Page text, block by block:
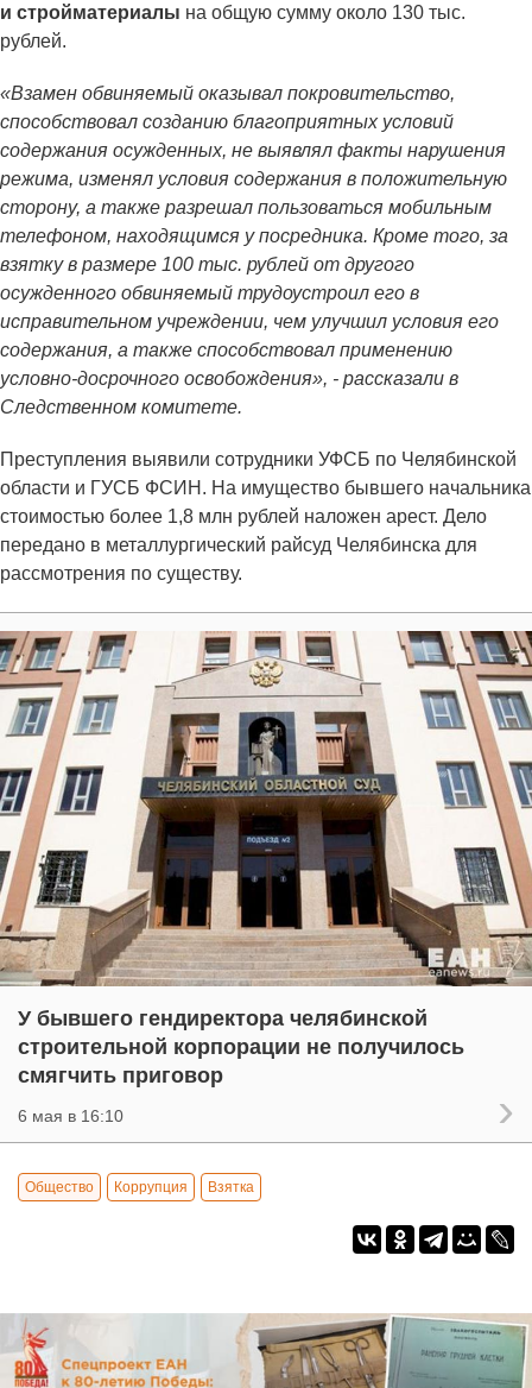
и стройматериалы на общую сумму около 130 тыс.
рублей.
«Взамен обвиняемый оказывал покровительство,
способствовал созданию благоприятных условий
содержания осужденных, не выявлял факты нарушения
режима, изменял условия содержания в положительную
сторону, а также разрешал пользоваться мобильным
телефоном, находящимся у посредника. Кроме того, за
взятку в размере 100 тыс. рублей от другого
осужденного обвиняемый трудоустроил его в
исправительном учреждении, чем улучшил условия его
содержания, а также способствовал применению
условно-досрочного освобождения», - рассказали в
Следственном комитете.
Преступления выявили сотрудники УФСБ по Челябинской
области и ГУСБ ФСИН. На имущество бывшего начальника
стоимостью более 1,8 млн рублей наложен арест. Дело
передано в металлургический райсуд Челябинска для
рассмотрения по существу.
У бывшего гендиректора челябинской
строительной корпорации не получилось
смягчить приговор
6 мая в 16:10
Общество Коррупция Взятка